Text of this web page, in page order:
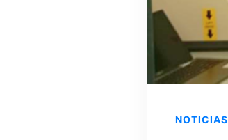
NOTICIAS